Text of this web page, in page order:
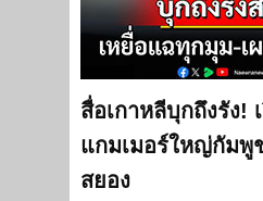
สื่อเกาหลีบุกถึงรัง!
แกมเมอร์ใหญ่กัมพู
สยอง